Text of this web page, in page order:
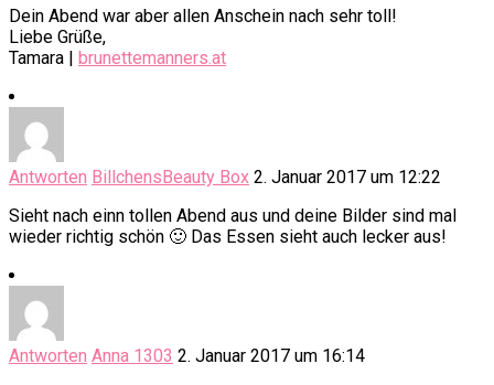
Dein Abend war aber allen Anschein nach sehr toll!
Liebe Grüße,
Tamara | brunettemanners.at
Antworten BillchensBeauty Box 2. Januar 2017 um 12:22
Sieht nach einn tollen Abend aus und deine Bilder sind mal
wieder richtig schön 🙂 Das Essen sieht auch lecker aus!
Antworten Anna 1303 2. Januar 2017 um 16:14